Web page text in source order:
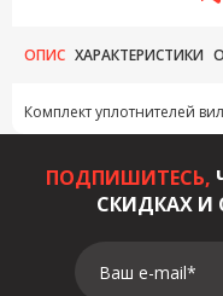
ОПИС ХАРАКТЕРИСТИКИ
Комплект уплотнителей
ПОДПИШИТЕСЬ,
СКИДКАХ И
Ваш e-mail*